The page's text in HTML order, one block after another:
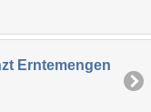
Erntemengen